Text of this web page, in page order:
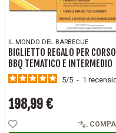
IL MONDO DEL BARBECUE
BIGLIETTO REGALO PER CORSO
BBQ TEMATICO E INTERMEDIO
5/5 - 1
Prezzo
198,99 €